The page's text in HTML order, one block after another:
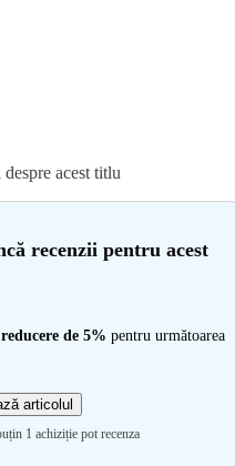
acest titlu
recenzii pentru acest
reducere de 5% pentru următoarea
articolul
1 achiziție pot recenza